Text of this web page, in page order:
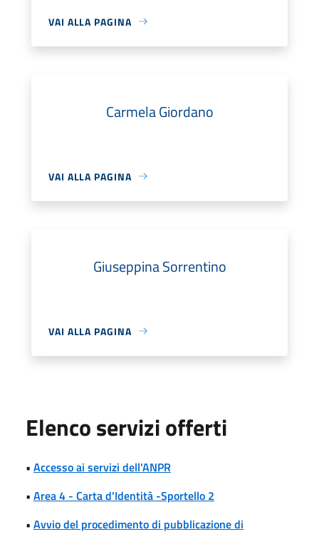
VAI ALLA PAGINA
Carmela Giordano
VAI ALLA PAGINA
Giuseppina Sorrentino
VAI ALLA PAGINA
Elenco servizi offerti
• Accesso ai servizi dell'ANPR
• Area 4 - Carta d'Identità -Sportello 2
• Avvio del procedimento di pubblicazione di